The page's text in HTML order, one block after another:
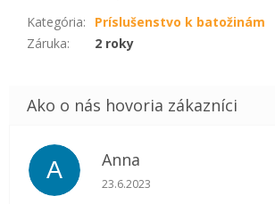
Kategória:
Príslušenstvo k batožinám
Záruka: 2 roky
A Anna
Hodnotenie obchodu je 5 z 5
23.6.2023